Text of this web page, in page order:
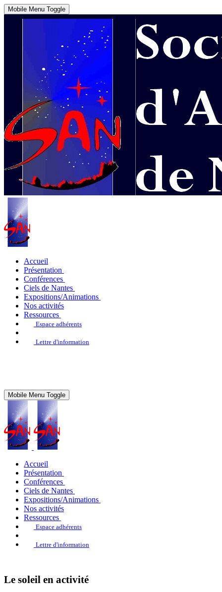
Mobile Menu Toggle
Accueil
Présentation
Conférences
Ciels de Nantes
Expositions/Animations
Nos activités
Ressources
Espace adhérents
Lettre d'information
Mobile Menu Toggle
Accueil
Présentation
Conférences
Ciels de Nantes
Expositions/Animations
Nos activités
Ressources
Espace adhérents
Lettre d'information
Le soleil en activité